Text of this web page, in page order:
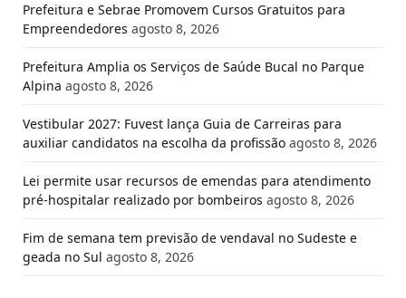
Prefeitura e Sebrae Promovem Cursos Gratuitos para
Empreendedores agosto 8, 2026
Prefeitura Amplia os Serviços de Saúde Bucal no Parque
Alpina agosto 8, 2026
Vestibular 2027: Fuvest lança Guia de Carreiras para
auxiliar candidatos na escolha da profissão agosto 8, 2026
Lei permite usar recursos de emendas para atendimento
pré-hospitalar realizado por bombeiros agosto 8, 2026
Fim de semana tem previsão de vendaval no Sudeste e
geada no Sul agosto 8, 2026